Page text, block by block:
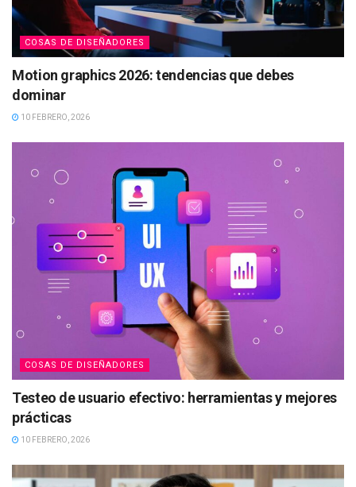
COSAS DE DISEÑADORES
Motion graphics 2026: tendencias que debes
dominar
10 FEBRERO, 2026
COSAS DE DISEÑADORES
Testeo de usuario efectivo: herramientas y mejores
prácticas
10 FEBRERO, 2026